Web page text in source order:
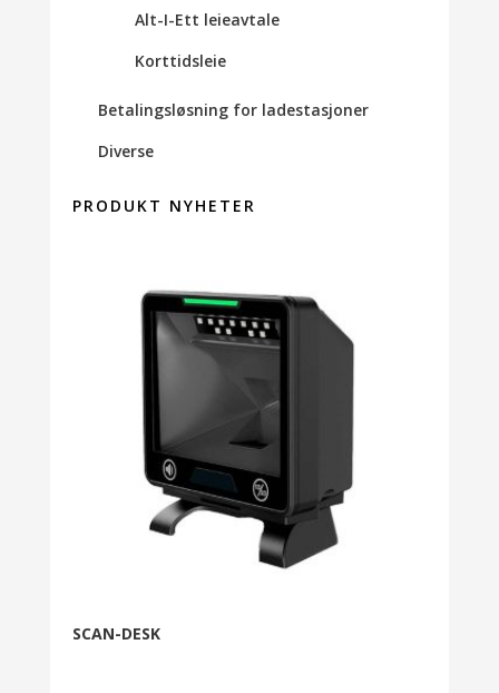
Alt-I-Ett leieavtale
Korttidsleie
Betalingsløsning for ladestasjoner
Diverse
PRODUKT NYHETER
SCAN-DESK